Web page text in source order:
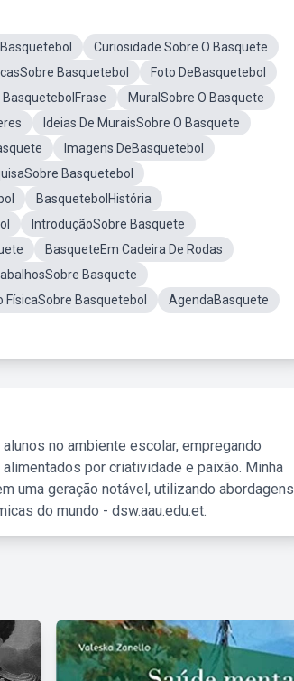
Curiosidade Sobre O Basquete
Basquetebol
Foto DeBasquetebol
MuralSobre O Basquete
Ideias De MuraisSobre O Basquete
Imagens DeBasquetebol
Basquetebol
BasquetebolHistória
IntroduçãoSobre Basquete
BasqueteEm Cadeira De Rodas
Basquete
FísicaSobre Basquetebol
AgendaBasquete
no ambiente escolar, empregando
por criatividade e paixão. Minha
uma geração notável, utilizando abordagens
do mundo - dsw.aau.edu.et.